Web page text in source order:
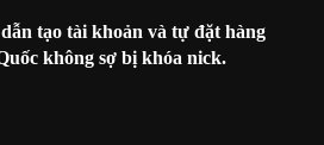
tạo tài khoản và tự đặt hàng
không sợ bị khóa nick.